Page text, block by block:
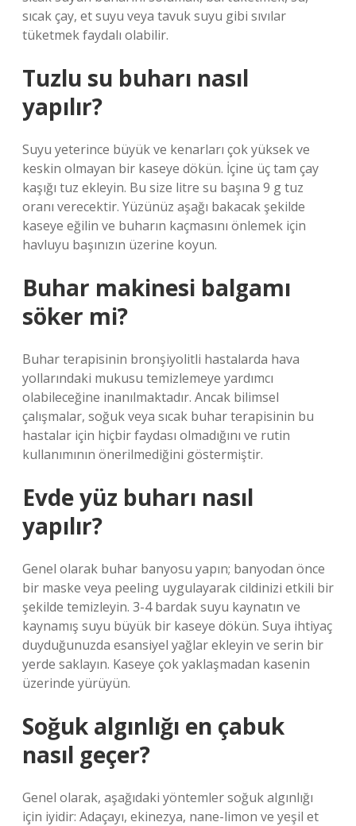
sıcak çay, et suyu veya tavuk suyu gibi sıvılar
tüketmek faydalı olabilir.
Tuzlu su buharı nasıl
yapılır?
Suyu yeterince büyük ve kenarları çok yüksek ve
keskin olmayan bir kaseye dökün. İçine üç tam çay
kaşığı tuz ekleyin. Bu size litre su başına 9 g tuz
oranı verecektir. Yüzünüz aşağı bakacak şekilde
kaseye eğilin ve buharın kaçmasını önlemek için
havluyu başınızın üzerine koyun.
Buhar makinesi balgamı
söker mi?
Buhar terapisinin bronşiyolitli hastalarda hava
yollarındaki mukusu temizlemeye yardımcı
olabileceğine inanılmaktadır. Ancak bilimsel
çalışmalar, soğuk veya sıcak buhar terapisinin bu
hastalar için hiçbir faydası olmadığını ve rutin
kullanımının önerilmediğini göstermiştir.
Evde yüz buharı nasıl
yapılır?
Genel olarak buhar banyosu yapın; banyodan önce
bir maske veya peeling uygulayarak cildinizi etkili bir
şekilde temizleyin. 3-4 bardak suyu kaynatın ve
kaynamış suyu büyük bir kaseye dökün. Suya ihtiyaç
duyduğunuzda esansiyel yağlar ekleyin ve serin bir
yerde saklayın. Kaseye çok yaklaşmadan kasenin
üzerinde yürüyün.
Soğuk algınlığı en çabuk
nasıl geçer?
Genel olarak, aşağıdaki yöntemler soğuk algınlığı
için iyidir: Adaçayı, ekinezya, nane-limon ve yeşil et